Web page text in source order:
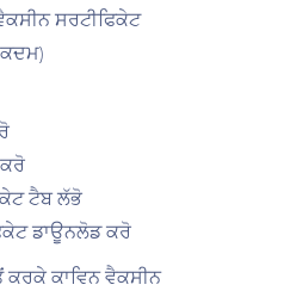
ਸਰਟੀਫਿਕੇਟ
ਟੈਬ ਲੱਭੋ
ਡਾਊਨਲੋਡ ਕਰੋ
ਕਾਵਿਨ ਵੈਕਸੀਨ